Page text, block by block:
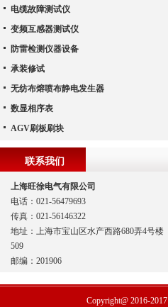
电缆故障测试仪
变频互感器测试仪
防雷检测仪器设备
承装修试
无纺布熔喷布静电发生器
数显相序表
AGV刷板刷块
联系我们
上海旺徐电气有限公司
电话：021-56479693
传真：021-56146322
地址：上海市宝山区水产西路680弄4号楼
509
邮编：201906
Copyright@ 2016-2017